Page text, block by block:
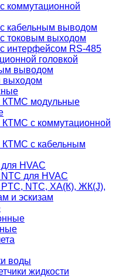
коммутационной
кабельным выводом
токовым выходом
интерфейсом RS-485
головкой
выводом
выходом
КТМС модульные
с коммутационной
КТМС с кабельным
HVAC
для HVAC
PTС, NTC, ХА(К), ЖК(J),
и эскизам
воды
жидкости